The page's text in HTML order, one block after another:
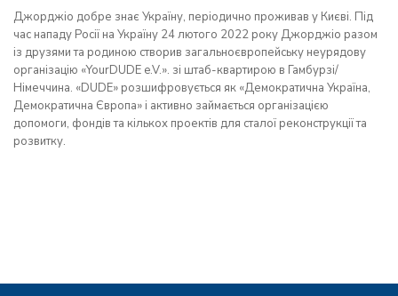
Джорджіо добре знає Україну, періодично проживав у Києві. Під
час нападу Росії на Україну 24 лютого 2022 року Джорджіо разом
із друзями та родиною створив загальноєвропейську неурядову
організацію «YourDUDE e.V.». зі штаб-квартирою в Гамбурзі/
Німеччина. «DUDE» розшифровується як «Демократична Україна,
Демократична Європа» і активно займається організацією
допомоги, фондів та кількох проектів для сталої реконструкції та
розвитку.